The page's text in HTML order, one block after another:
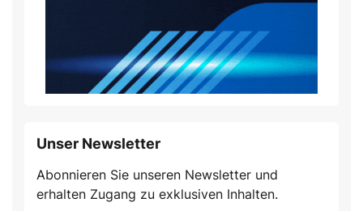
Unser Newsletter
Abonnieren Sie unseren Newsletter und
erhalten Zugang zu exklusiven Inhalten.